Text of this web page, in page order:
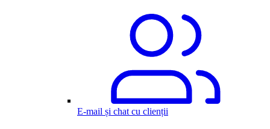
E-mail și chat cu clienții